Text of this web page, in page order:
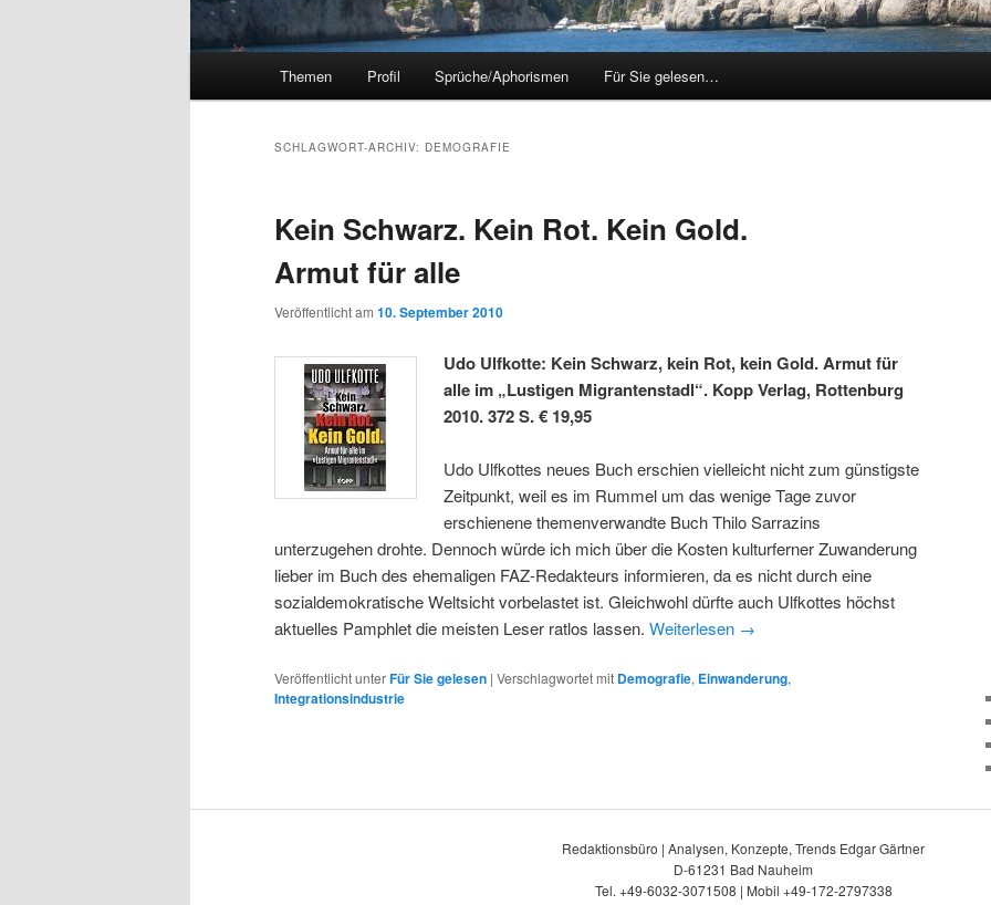
Themen Profil Sprüche/Aphorismen Für Sie gelesen…
SCHLAGWORT-ARCHIV: DEMOGRAFIE
Kein Schwarz. Kein Rot. Kein Gold.
Armut für alle
Veröffentlicht am 10. September 2010
Udo Ulfkotte: Kein Schwarz, kein Rot, kein Gold. Armut für
alle im „Lustigen Migrantenstadl“. Kopp Verlag, Rottenburg
2010. 372 S. € 19,95
Udo Ulfkottes neues Buch erschien vielleicht nicht zum günstigste
Zeitpunkt, weil es im Rummel um das wenige Tage zuvor
erschienene themenverwandte Buch Thilo Sarrazins
unterzugehen drohte. Dennoch würde ich mich über die Kosten kulturferner Zuwanderung
lieber im Buch des ehemaligen FAZ-Redakteurs informieren, da es nicht durch eine
sozialdemokratische Weltsicht vorbelastet ist. Gleichwohl dürfte auch Ulfkottes höchst
aktuelles Pamphlet die meisten Leser ratlos lassen. Weiterlesen →
Veröffentlicht unterFür Sie gelesen | Verschlagwortet mit Demografie, Einwanderung,
Integrationsindustrie
Redaktionsbüro | Analysen, Konzepte, Trends Edgar Gärtner
D-61231 Bad Nauheim
Tel. +49-6032-3071508 | Mobil +49-172-2797338